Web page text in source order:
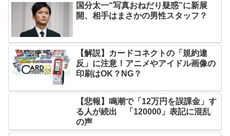
国分太一“写真おねだり疑惑”に新展
開、相手はまさかの男性スタッフ？
【解説】カードコネクトの「規約違
反」に注意！アニメやアイドル画像の
印刷はOK？NG？
【悲報】鳴潮で「12万円を誤課金」す
る人が続出 「120000」表記に混乱
の声